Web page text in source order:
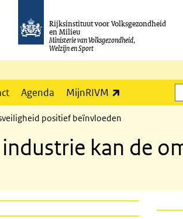
Rijksinstituut voor Volksgezondheid
en Milieu
Ministerie van Volksgezondheid,
Welzijn en Sport
Agenda MijnRIVM
positief beïnvloeden
kan de